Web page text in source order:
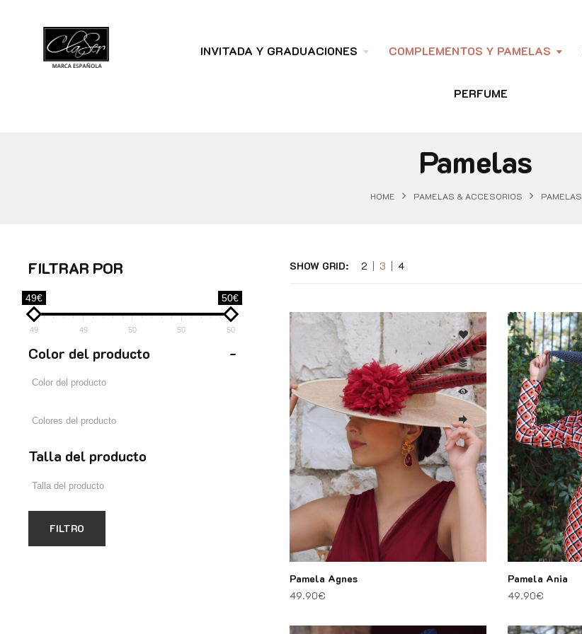
INVITADA Y GRADUACIONES COMPLEMENTOS Y PAMELAS
PERFUME
Pamelas
HOME PAMELAS & ACCESORIOS PAMELAS
FILTRAR POR
49€ 50€
49 49 50 50 50
Color del producto -
Talla del producto
FILTRO
SHOW GRID: 2 3 4
Pamela Agnes
49.90€
Pamela Ania
49.90€